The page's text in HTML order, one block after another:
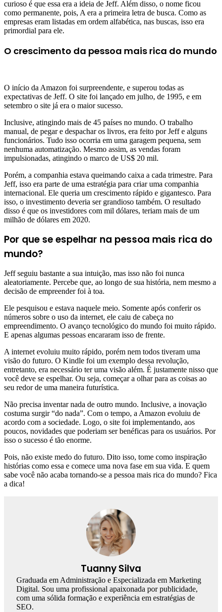
curioso é que essa era a ideia de Jeff. Além disso, o nome ficou
como permanente, pois, A era a primeira letra de busca. Como as
empresas eram listadas em ordem alfabética, nas buscas, isso era
primordial para ele.
O crescimento da pessoa mais rica do mundo
O início da Amazon foi surpreendente, e superou todas as
expectativas de Jeff. O site foi lançado em julho, de 1995, e em
setembro o site já era o maior sucesso.
Inclusive, atingindo mais de 45 países no mundo. O trabalho
manual, de pegar e despachar os livros, era feito por Jeff e alguns
funcionários. Tudo isso ocorria em uma garagem pequena, sem
nenhuma automatização. Mesmo assim, as vendas foram
impulsionadas, atingindo o marco de US$ 20 mil.
Porém, a companhia estava queimando caixa a cada trimestre. Para
Jeff, isso era parte de uma estratégia para criar uma companhia
internacional. Ele queria um crescimento rápido e gigantesco. Para
isso, o investimento deveria ser grandioso também. O resultado
disso é que os investidores com mil dólares, teriam mais de um
milhão de dólares em 2020.
Por que se espelhar na pessoa mais rica do
mundo?
Jeff seguiu bastante a sua intuição, mas isso não foi nunca
aleatoriamente. Percebe que, ao longo de sua história, nem mesmo a
decisão de empreender foi à toa.
Ele pesquisou e estava naquele meio. Somente após conferir os
números sobre o uso da internet, ele caiu de cabeça no
empreendimento. O avanço tecnológico do mundo foi muito rápido.
E apenas algumas pessoas encararam isso de frente.
A internet evoluiu muito rápido, porém nem todos tiveram uma
visão do futuro. O Kindle foi um exemplo dessa revolução,
entretanto, era necessário ter uma visão além. É justamente nisso que
você deve se espelhar. Ou seja, começar a olhar para as coisas ao
seu redor de uma maneira futurística.
Não precisa inventar nada de outro mundo. Inclusive, a inovação
costuma surgir “do nada”. Com o tempo, a Amazon evoluiu de
acordo com a sociedade. Logo, o site foi implementando, aos
poucos, novidades que poderiam ser benéficas para os usuários. Por
isso o sucesso é tão enorme.
Pois, não existe medo do futuro. Dito isso, tome como inspiração
histórias como essa e comece uma nova fase em sua vida. E quem
sabe você não acaba tornando-se a pessoa mais rica do mundo? Fica
a dica!
Tuanny Silva
Graduada em Administração e Especializada em Marketing
Digital. Sou uma profissional apaixonada por publicidade,
com uma sólida formação e experiência em estratégias de
SEO.